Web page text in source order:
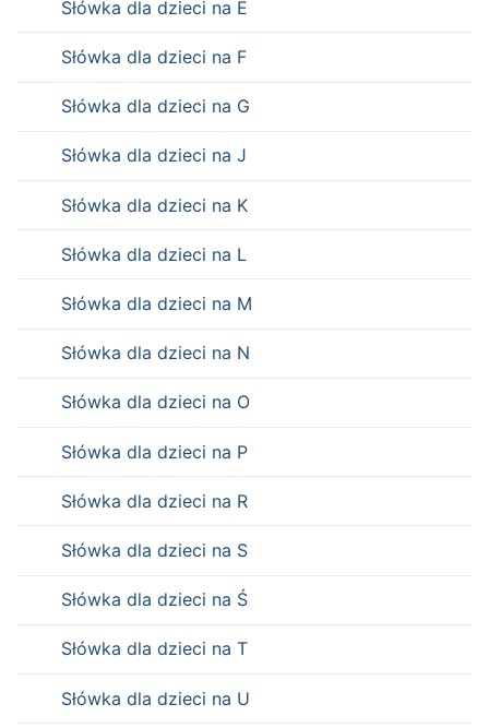
Słówka dla dzieci na E
Słówka dla dzieci na F
Słówka dla dzieci na G
Słówka dla dzieci na J
Słówka dla dzieci na K
Słówka dla dzieci na L
Słówka dla dzieci na M
Słówka dla dzieci na N
Słówka dla dzieci na O
Słówka dla dzieci na P
Słówka dla dzieci na R
Słówka dla dzieci na S
Słówka dla dzieci na Ś
Słówka dla dzieci na T
Słówka dla dzieci na U